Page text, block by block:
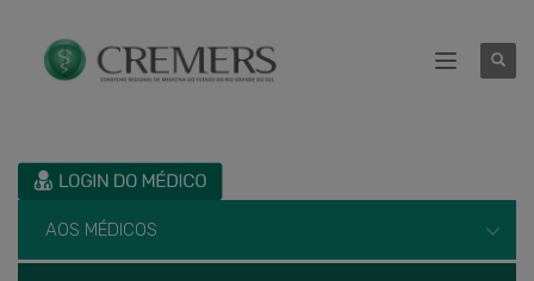
AOS MÉDICOS